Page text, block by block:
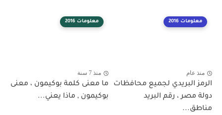
معلومات 2016
منذ عام
الرمز البريدي لجميع محافظات
دولة مصر ، رقم البريد
مناطق...
معلومات 2016
منذ 7 سنة
ما معنى كلمة بوكيمون ، معنى
بوكيمون , ماذا يعني...